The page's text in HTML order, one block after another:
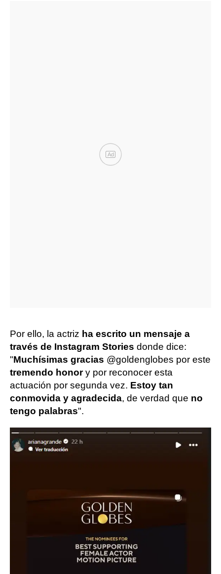
Ad
Por ello, la actriz ha escrito un mensaje a
través de Instagram Stories donde dice:
"Muchísimas gracias @goldenglobes por este
tremendo honory por reconocer esta
actuación por segunda vez. Estoy tan
conmovida y agradecida, de verdad que no
tengo palabras".